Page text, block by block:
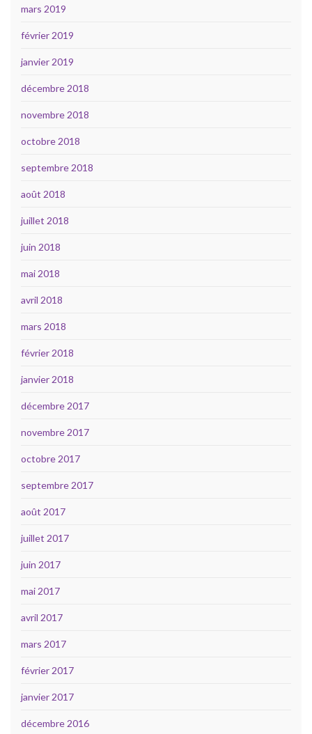
mars 2019
février 2019
janvier 2019
décembre 2018
novembre 2018
octobre 2018
septembre 2018
août 2018
juillet 2018
juin 2018
mai 2018
avril 2018
mars 2018
février 2018
janvier 2018
décembre 2017
novembre 2017
octobre 2017
septembre 2017
août 2017
juillet 2017
juin 2017
mai 2017
avril 2017
mars 2017
février 2017
janvier 2017
décembre 2016